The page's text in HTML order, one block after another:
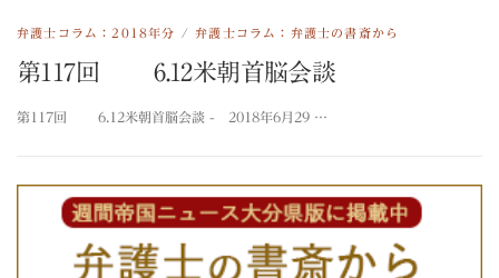
弁護士コラム：2018年分 /弁護士コラム：弁護士の書斎から
第117回 6.12米朝首脳会談
第117回 6.12米朝首脳会談 - 2018年6月29 …